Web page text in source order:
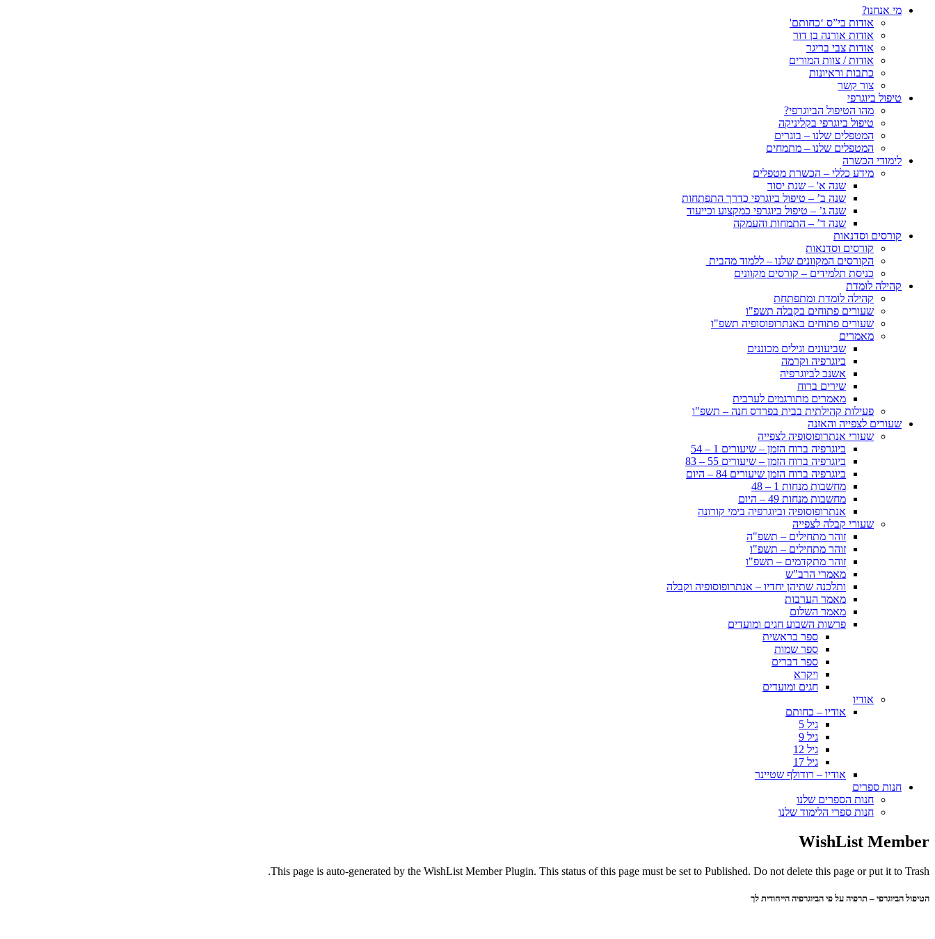
מי אנחנו?
אודות בי”ס ‘כחותם'
אודות אורנה בן דור
אודות צבי בריגר
אודות / צוות המורים
כתבות וראיונות
צור קשר
טיפול ביוגרפי
מהו הטיפול הביוגרפי?
טיפול ביוגרפי בקליניקה
המטפלים שלנו – בוגרים
המטפלים שלנו – מתמחים
לימודי הכשרה
מידע כללי – הכשרת מטפלים
שנה א' – שנת יסוד
שנה ב’ – טיפול ביוגרפי כדרך התפתחות
שנה ג’ – טיפול ביוגרפי כמקצוע וכייעוד
שנה ד’ – התמחות והעמקה
קורסים וסדנאות
קורסים וסדנאות
הקורסים המקוונים שלנו – ללמוד מהבית
כניסת תלמידים – קורסים מקוונים
קהילה לומדת
קהילה לומדת ומתפתחת
שעורים פתוחים בקבלה תשפ"ו
שעורים פתוחים באנתרופוסופיה תשפ"ו
מאמרים
שביעונים וגילים מכוננים
ביוגרפיה וקרמה
אשנב לביוגרפיה
שירים ברוח
מאמרים מתורגמים לערבית
פעילות קהילתית בבית בפרדס חנה – תשפ"ו
שעורים לצפייה והאזנה
שעורי אנתרופוסופיה לצפייה
ביוגרפיה ברוח הזמן – שיעורים 1 – 54
ביוגרפיה ברוח הזמן – שיעורים 55 – 83
ביוגרפיה ברוח הזמן שיעורים 84 – היום
מחשבות מנחות 1 – 48
מחשבות מנחות 49 – היום
אנתרופוסופיה וביוגרפיה בימי קורונה
שעורי קבלה לצפייה
זוהר מתחילים – תשפ"ה
זוהר מתחילים – תשפ"ו
זוהר מתקדמים – תשפ"ו
מאמרי הרב"ש
ותלכנה שתיהן יחדיו – אנתרופוסופיה וקבלה
מאמר הערבות
מאמר השלום
פרשות השבוע חגים ומועדים
ספר בראשית
ספר שמות
ספר דברים
ויקרא
חגים ומועדים
אודיו
אודיו – כחותם
גיל 5
גיל 9
גיל 12
גיל 17
אודיו – רודולף שטיינר
חנות ספרים
חנות הספרים שלנו
חנות ספרי הלימוד שלנו
WishList Member
This page is auto-generated by the WishList Member Plugin. This status of this page must be set to Published. Do not delete this page or put it to Trash.
הטיפול הביוגרפי – תרפיה על פי הביוגרפיה הייחודית לך